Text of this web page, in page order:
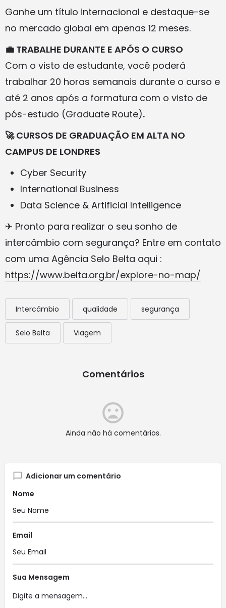
Ganhe um título internacional e destaque-se
no mercado global em apenas 12 meses.
💼 TRABALHE DURANTE E APÓS O CURSO
Com o visto de estudante, você poderá
trabalhar 20 horas semanais durante o curso e
até 2 anos após a formatura com o visto de
pós-estudo (Graduate Route).
🚀 CURSOS DE GRADUAÇÃO EM ALTA NO
CAMPUS DE LONDRES
Cyber Security
International Business
Data Science & Artificial Intelligence
✈ Pronto para realizar o seu sonho de
intercâmbio com segurança? Entre em contato
com uma Agência Selo Belta aqui :
https://www.belta.org.br/explore-no-map/
Intercâmbio qualidade segurança
Selo Belta Viagem
Comentários
Ainda não há comentários.
Adicionar um comentário
Nome
Email
Sua Mensagem